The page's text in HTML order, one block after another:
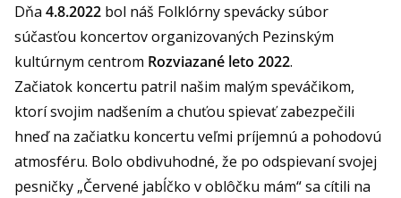
Dňa 4.8.2022 bol náš Folklórny spevácky súbor
súčasťou koncertov organizovaných Pezinským
kultúrnym centrom Rozviazané leto 2022.
Začiatok koncertu patril našim malým speváčikom,
ktorí svojim nadšením a chuťou spievať zabezpečili
hneď na začiatku koncertu veľmi príjemnú a pohodovú
atmosféru. Bolo obdivuhodné, že po odspievaní svojej
pesničky „Červené jabĺčko v oblôčku mám“ sa cítili na